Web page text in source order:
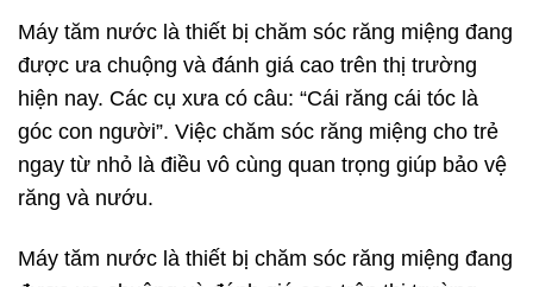
Máy tăm nước là thiết bị chăm sóc răng miệng đang
được ưa chuộng và đánh giá cao trên thị trường
hiện nay. Các cụ xưa có câu: “Cái răng cái tóc là
góc con người”. Việc chăm sóc răng miệng cho trẻ
ngay từ nhỏ là điều vô cùng quan trọng giúp bảo vệ
răng và nướu.
Máy tăm nước là thiết bị chăm sóc răng miệng đang